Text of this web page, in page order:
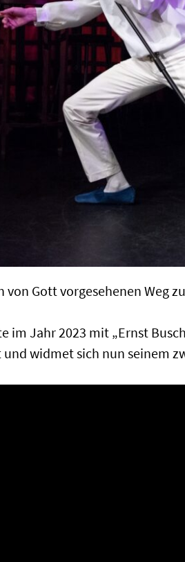
Gott vorgesehenen Weg
im Jahr 2023 mit „Ernst
widmet sich nun seinem